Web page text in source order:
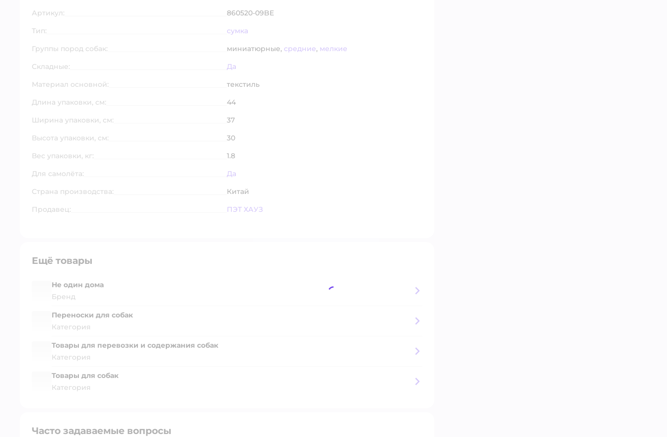
Артикул:
860520-09BE
Тип:
сумка
Группы пород собак:
миниатюрные, средние, мелкие
Складные:
Да
Материал основной:
текстиль
Длина упаковки, см:
44
Ширина упаковки, см:
37
Высота упаковки, см:
30
Вес упаковки, кг:
1.8
Для самолёта:
Да
Страна производства:
Китай
Продавец:
ПЭТ ХАУЗ
Ещё товары
Не один дома
Бренд
Переноски для собак
Категория
Товары для перевозки и содержания собак
Категория
Товары для собак
Категория
Часто задаваемые вопросы